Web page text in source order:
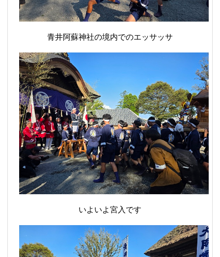
青井阿蘇神社の境内でのエッサッサ
いよいよ宮入です